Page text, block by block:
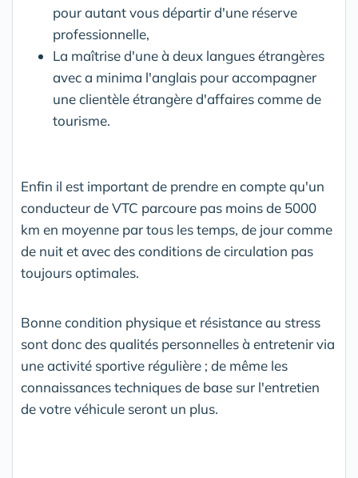
pour autant vous départir d'une réserve
professionnelle,
La maîtrise d'une à deux langues étrangères
avec a minima l'anglais pour accompagner
une clientèle étrangère d'affaires comme de
tourisme.
Enfin il est important de prendre en compte qu'un
conducteur de VTC parcoure pas moins de 5000
km en moyenne par tous les temps, de jour comme
de nuit et avec des conditions de circulation pas
toujours optimales.
Bonne condition physique et résistance au stress
sont donc des qualités personnelles à entretenir via
une activité sportive régulière ; de même les
connaissances techniques de base sur l'entretien
de votre véhicule seront un plus.